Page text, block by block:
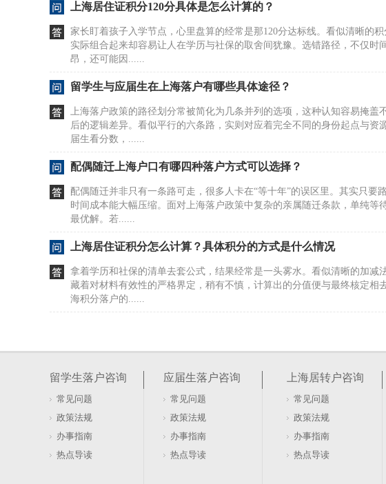
上海居住证积分120分具体是怎么计算的？
家长盯着孩子入学节点，心里盘算的经常是那120分达标线。看似清晰的积
实际组合起来却容易让人在学历与社保的取舍间犹豫。选错路径，不仅时
昂，还可能因......
留学生与应届生在上海落户有哪些具体途径？
上海落户政策的路径划分常被简化为几条并列的选项，这种认知容易掩盖
后的逻辑差异。看似平行的六条路，实则对应着完全不同的身份起点与资
届生看分数，......
配偶随迁上海户口有哪四种落户方式可以选择？
配偶随迁并非只有一条路可走，很多人卡在“等十年”的误区里。其实只要
时间成本能大幅压缩。面对上海落户政策中复杂的亲属随迁条款，单纯等
最优解。若......
上海居住证积分怎么计算？具体积分的方式是什么情况
拿着学历和社保的清单去套公式，结果经常是一头雾水。看似清晰的加减
藏着对材料有效性的严格界定，稍有不慎，计算出的分值便与最终核定相
海积分落户的......
很多人盯着社保和劳动合同，以为这是办证的硬门槛。2026年的政策调整
本与租赁......
软考证书能否用于上海居住证积分落户办理
盯着软考证书发呆，以为拿到手就能直接兑换上海户口？这种想法太天真
卡在有了证......
留学生落户咨询
常见问题
政策法规
办事指南
热点导读
应届生落户咨询
常见问题
政策法规
办事指南
热点导读
上海居转户咨询
常见问题
政策法规
办事指南
热点导读